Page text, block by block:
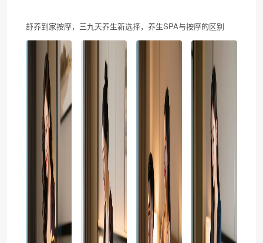
舒养到家按摩，三九天养生新选择，养生SPA与按摩的区别